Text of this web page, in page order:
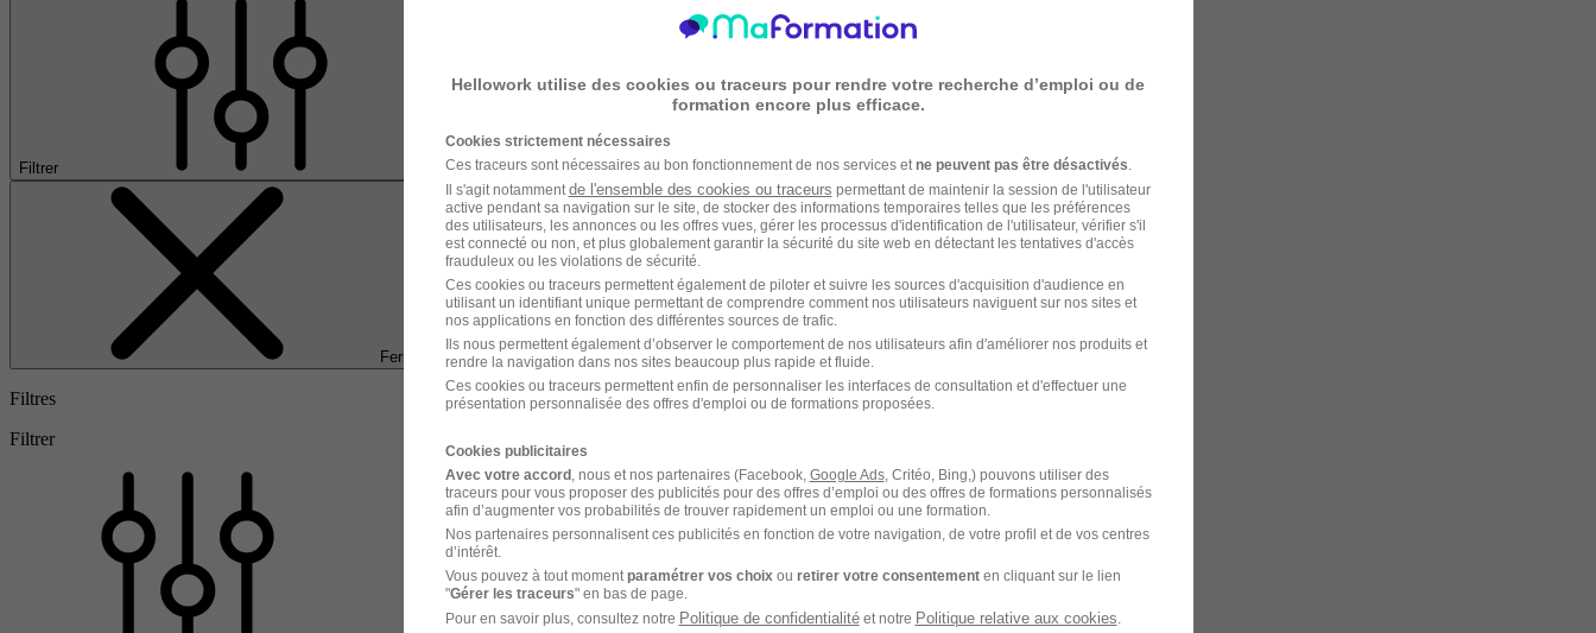
Filtrer
Fermer
Filtres
Filtrer
Hellowork utilise des cookies ou traceurs pour rendre votre recherche d’emploi ou de
formation encore plus efficace.
Cookies strictement nécessaires
Ces traceurs sont nécessaires au bon fonctionnement de nos services et ne peuvent pas être désactivés
Il s'agit notamment de l'ensemble des cookies ou traceurs permettant de maintenir la session de l'utilisateur
active pendant sa navigation sur le site, de stocker des informations temporaires telles que les préférences
des utilisateurs, les annonces ou les offres vues, gérer les processus d'identification de l'utilisateur, vérifier s'il
est connecté ou non, et plus globalement garantir la sécurité du site web en détectant les tentatives d'accès
frauduleux ou les violations de sécurité.
Ces cookies ou traceurs permettent également de piloter et suivre les sources d'acquisition d'audience en
utilisant un identifiant unique permettant de comprendre comment nos utilisateurs naviguent sur nos sites et
nos applications en fonction des différentes sources de trafic.
Ils nous permettent également d’observer le comportement de nos utilisateurs afin d'améliorer nos produits et
rendre la navigation dans nos sites beaucoup plus rapide et fluide.
Ces cookies ou traceurs permettent enfin de personnaliser les interfaces de consultation et d'effectuer une
présentation personnalisée des offres d'emploi ou de formations proposées.
Cookies publicitaires
Avec votre accord, nous et nos partenaires (Facebook, Google Ads, Critéo, Bing,) pouvons utiliser des
traceurs pour vous proposer des publicités pour des offres d’emploi ou des offres de formations personnalisés
afin d’augmenter vos probabilités de trouver rapidement un emploi ou une formation.
Nos partenaires personnalisent ces publicités en fonction de votre navigation, de votre profil et de vos centres
d’intérêt.
Vous pouvez à tout moment paramétrer vos choix ou retirer votre consentementen cliquant sur le lien
"Gérer les traceurs" en bas de page.
Pour en savoir plus, consultez notre Politique de confidentialitéet notre Politique relative aux cookies